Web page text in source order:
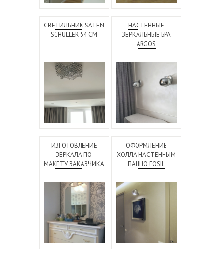
СВЕТИЛЬНИК SATEN
SCHULLER 54 СМ
НАСТЕННЫЕ
ЗЕРКАЛЬНЫЕ БРА
ARGOS
ИЗГОТОВЛЕНИЕ
ЗЕРКАЛА ПО
МАКЕТУ ЗАКАЗЧИКА
ОФОРМЛЕНИЕ
ХОЛЛА НАСТЕННЫМ
ПАННО FOSIL